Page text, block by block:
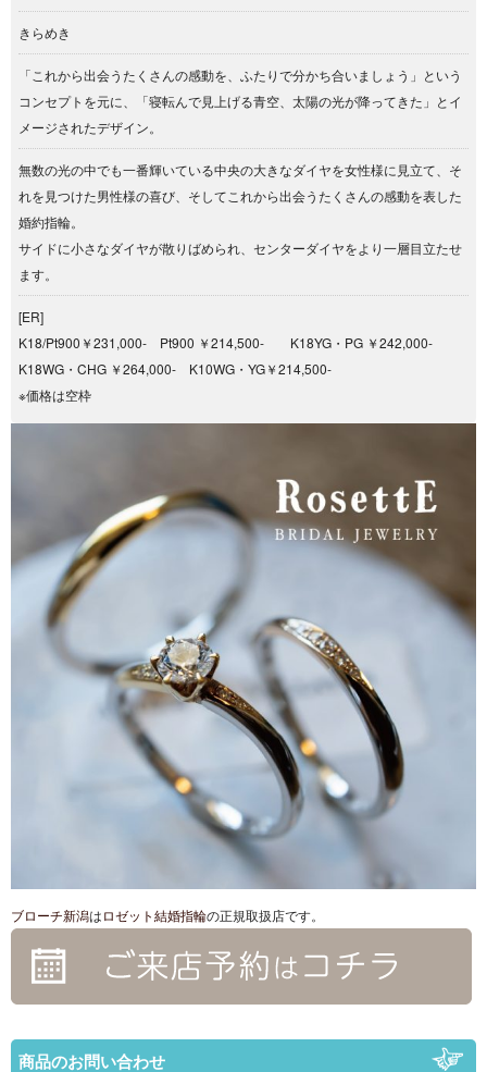
きらめき
「これから出会うたくさんの感動を、ふたりで分かち合いましょう」という
コンセプトを元に、「寝転んで見上げる青空、太陽の光が降ってきた」とイ
メージされたデザイン。
無数の光の中でも一番輝いている中央の大きなダイヤを女性様に見立て、そ
れを見つけた男性様の喜び、そしてこれから出会うたくさんの感動を表した
婚約指輪。
サイドに小さなダイヤが散りばめられ、センターダイヤをより一層目立たせ
ます。
[ER]
K18/Pt900￥231,000- Pt900 ￥214,500- K18YG・PG ￥242,000-
K18WG・CHG ￥264,000- K10WG・YG￥214,500-
※価格は空枠
ブローチ新潟はロゼット結婚指輪の正規取扱店です。
商品のお問い合わせ